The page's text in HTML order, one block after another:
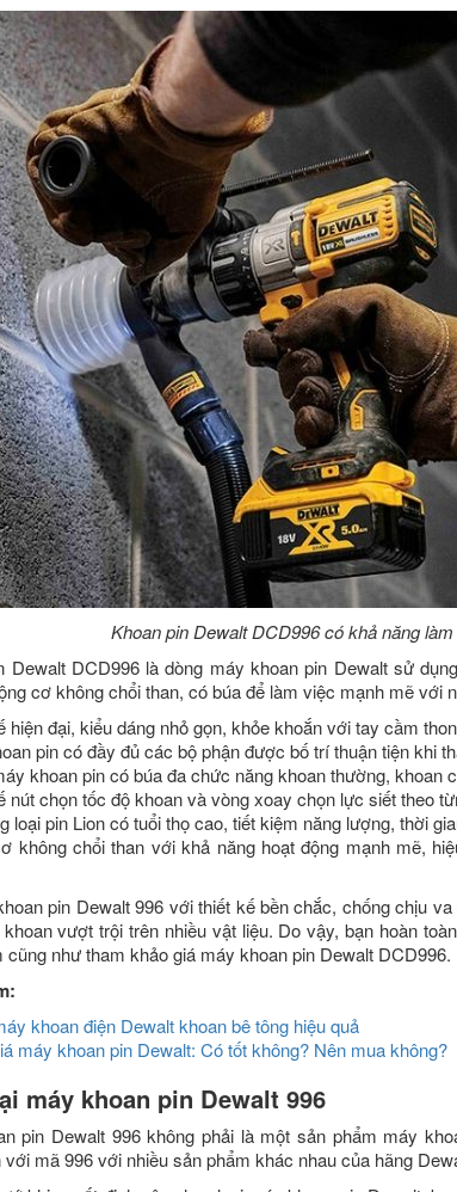
Khoan pin Dewalt DCD996 có khả năng
Dewalt DCD996 là dòng máy khoan pin Dewalt sử
cơ không chổi than, có búa để làm việc mạnh mẽ với
hiện đại, kiểu dáng nhỏ gọn, khỏe khoắn với tay cầm
pin có đầy đủ các bộ phận được bố trí thuận tiện khi
khoan pin có búa đa chức năng khoan thường, khoan
nút chọn tốc độ khoan và vòng xoay chọn lực siết theo
loại pin Lion có tuổi thọ cao, tiết kiệm năng lượng, thời
không chổi than với khả năng hoạt động mạnh mẽ,
pin Dewalt 996 với thiết kế bền chắc, chống chịu
vượt trội trên nhiều vật liệu. Do vậy, bạn hoàn
cũng như tham khảo giá máy khoan pin Dewalt DCD996.
khoan điện Dewalt khoan bê tông hiệu quả
máy khoan pin Dewalt: Có tốt không? Nên mua không?
máy khoan pin Dewalt 996
pin Dewalt 996 không phải là một sản phẩm máy
với mã 996 với nhiều sản phẩm khác nhau của hãng